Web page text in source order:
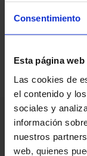
Consentimiento
Esta página
Las cookies de
el contenido y
sociales y
información
nuestros
web, quienes
¿Dudas,
Preguntas